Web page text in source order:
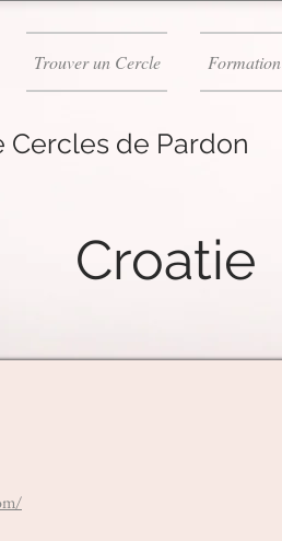
Trouver un Cercle Formation
Cercles de Pardon
Croatie